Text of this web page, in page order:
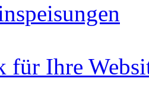
für Ihre